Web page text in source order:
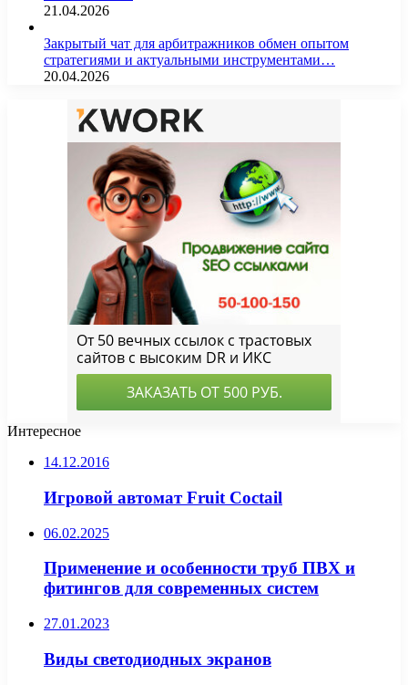
21.04.2026
Закрытый чат для арбитражников обмен опытом
стратегиями и актуальными инструментами…
20.04.2026
Интересное
14.12.2016
Игровой автомат Fruit Coctail
06.02.2025
Применение и особенности труб ПВХ и
фитингов для современных систем
27.01.2023
Виды светодиодных экранов